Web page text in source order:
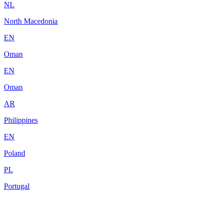
NL
North Macedonia
EN
Oman
EN
Oman
AR
Philippines
EN
Poland
PL
Portugal